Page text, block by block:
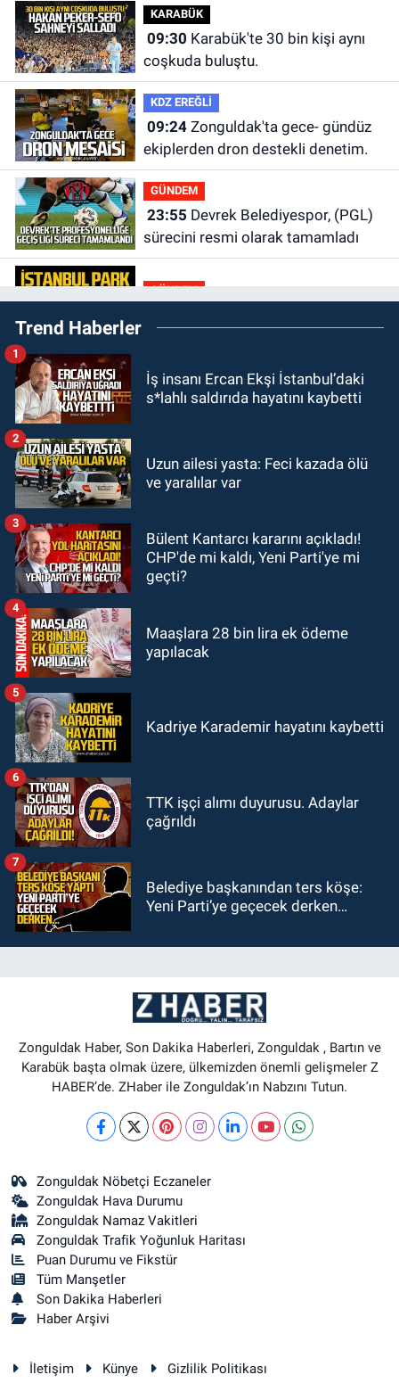
KARABÜK
09:30
coşkuda buluştu.
KDZ EREĞLİ
09:24Zonguldak'ta gece- gündüz
ekiplerden dron destekli denetim.
GÜNDEM
23:55
sürecini resmi olarak tamamladı
GÜNDEM
23:05Kozlu Belediyespor'dan
3.Lig'e transfer oldu
22:33Zonguldak TSO önemli
GÜNDEM
22:119 yaşındaki Burak Keskintığ
için acil Trombosit Arh (+) kana
Trend Haberler
İş insanı Ercan Ekşi İstanbul’daki
s*lahlı saldırıda hayatını kaybetti
1
Uzun ailesi yasta: Feci kazada ölü
ve yaralılar var
2
Bülent Kantarcı kararını açıkladı!
CHP'de mi kaldı, Yeni Parti'ye mi
geçti?
3
Maaşlara 28 bin lira ek ödeme
yapılacak
4
Kadriye Karademir hayatını kaybetti
5
TTK işçi alımı duyurusu. Adaylar
çağrıldı
6
Belediye başkanından ters köşe:
Yeni Parti’ye geçecek derken…
7
Zonguldak Haber, Son Dakika Haberleri, Zonguldak , Bartın ve
Karabük başta olmak üzere, ülkemizden önemli gelişmeler Z
HABER’de. ZHaber ile Zonguldak’ın Nabzını Tutun.
Zonguldak Nöbetçi Eczaneler
Zonguldak Hava Durumu
Zonguldak Namaz Vakitleri
Zonguldak Trafik Yoğunluk Haritası
Puan Durumu ve Fikstür
Tüm Manşetler
Son Dakika Haberleri
Haber Arşivi
İletişim Künye Gizlilik Politikası